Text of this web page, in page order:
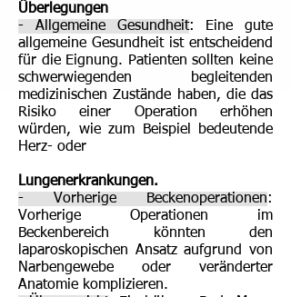
Überlegungen
- Allgemeine Gesundheit: Eine gute
allgemeine Gesundheit ist entscheidend
für die Eignung. Patienten sollten keine
schwerwiegenden begleitenden
medizinischen Zustände haben, die das
Risiko einer Operation erhöhen
würden, wie zum Beispiel bedeutende
Herz- oder
Lungenerkrankungen.
- Vorherige Beckenoperationen:
Vorherige Operationen im
Beckenbereich könnten den
laparoskopischen Ansatz aufgrund von
Narbengewebe oder veränderter
Anatomie komplizieren.